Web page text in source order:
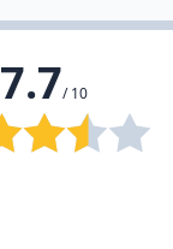
7.7/ 10